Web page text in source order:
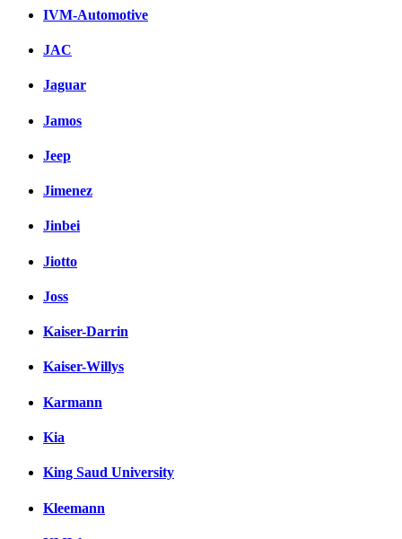
IVM-Automotive
JAC
Jaguar
Jamos
Jeep
Jimenez
Jinbei
Jiotto
Joss
Kaiser-Darrin
Kaiser-Willys
Karmann
Kia
King Saud University
Kleemann